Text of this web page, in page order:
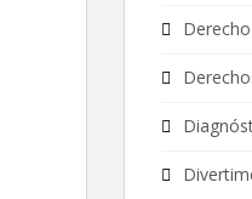
Derecho